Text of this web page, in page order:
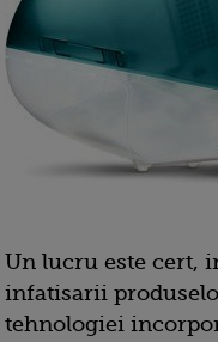
Un lucru este cert,
infatisarii
tehnologiei